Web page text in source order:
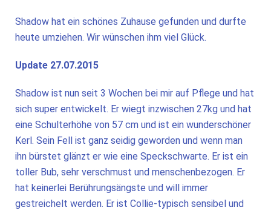
Shadow hat ein schönes Zuhause gefunden und durfte
heute umziehen. Wir wünschen ihm viel Glück.
Update 27.07.2015
Shadow ist nun seit 3 Wochen bei mir auf Pflege und hat
sich super entwickelt. Er wiegt inzwischen 27kg und hat
eine Schulterhöhe von 57 cm und ist ein wunderschöner
Kerl. Sein Fell ist ganz seidig geworden und wenn man
ihn bürstet glänzt er wie eine Speckschwarte. Er ist ein
toller Bub, sehr verschmust und menschenbezogen. Er
hat keinerlei Berührungsängste und will immer
gestreichelt werden. Er ist Collie-typisch sensibel und